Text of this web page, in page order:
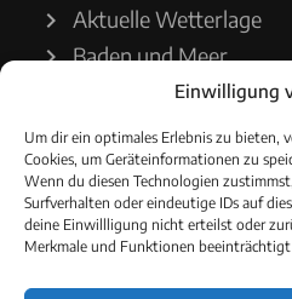
Einwilligung
Um dir ein optimales Erlebnis zu bieten,
Cookies, um Geräteinformationen zu
Wenn du diesen Technologien
Surfverhalten oder eindeutige IDs auf
deine Einwillligung nicht erteilst oder
Merkmale und Funktionen
Aktuelle Wetterlage
Baden und Meer
Wetterdienst
Wasserstände
Schiffsverkehr